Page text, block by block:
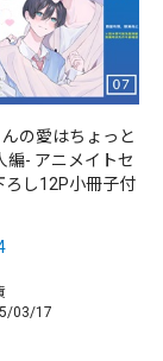
んの愛はちょっと
編- アニメイトセ
ろし12P小冊子付
03/17